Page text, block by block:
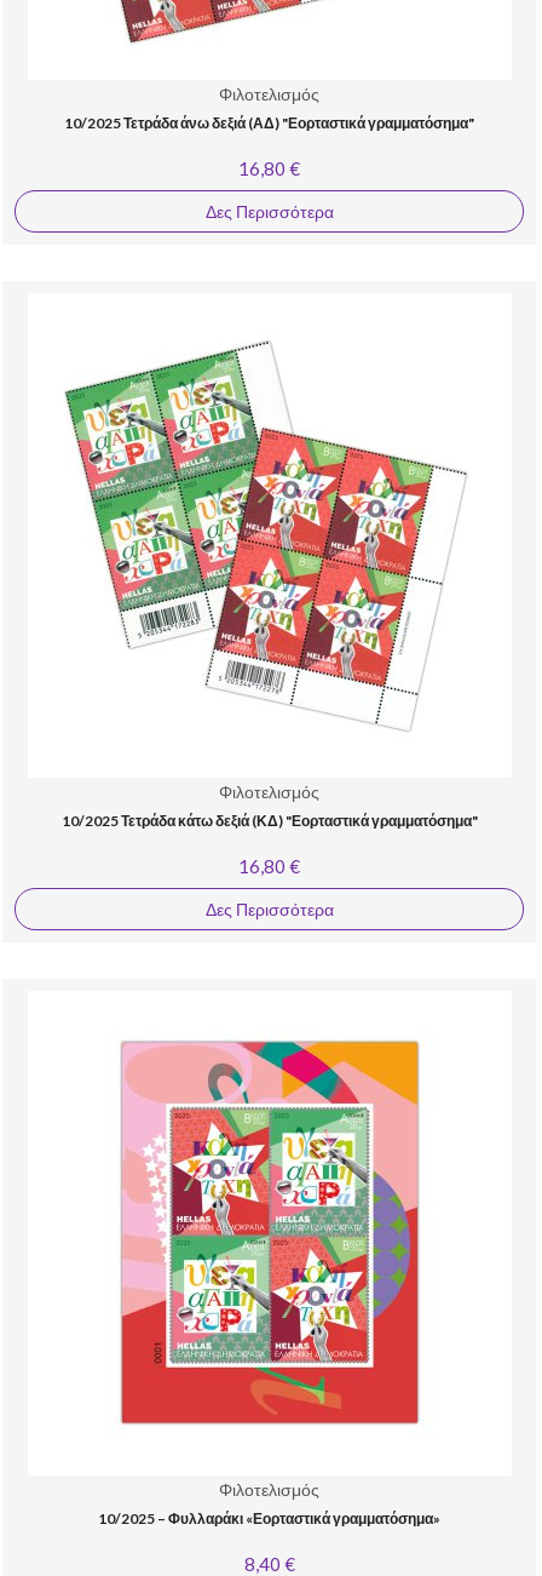
Φιλοτελισμός
10/2025 Τετράδα άνω δεξιά (ΑΔ) "Εορταστικά γραμματόσημα"
16,80 €
Δες Περισσότερα
Φιλοτελισμός
10/2025 Τετράδα κάτω δεξιά (ΚΔ) "Εορταστικά γραμματόσημα"
16,80 €
Δες Περισσότερα
Φιλοτελισμός
10/2025 – Φυλλαράκι «Εορταστικά γραμματόσημα»
8,40 €